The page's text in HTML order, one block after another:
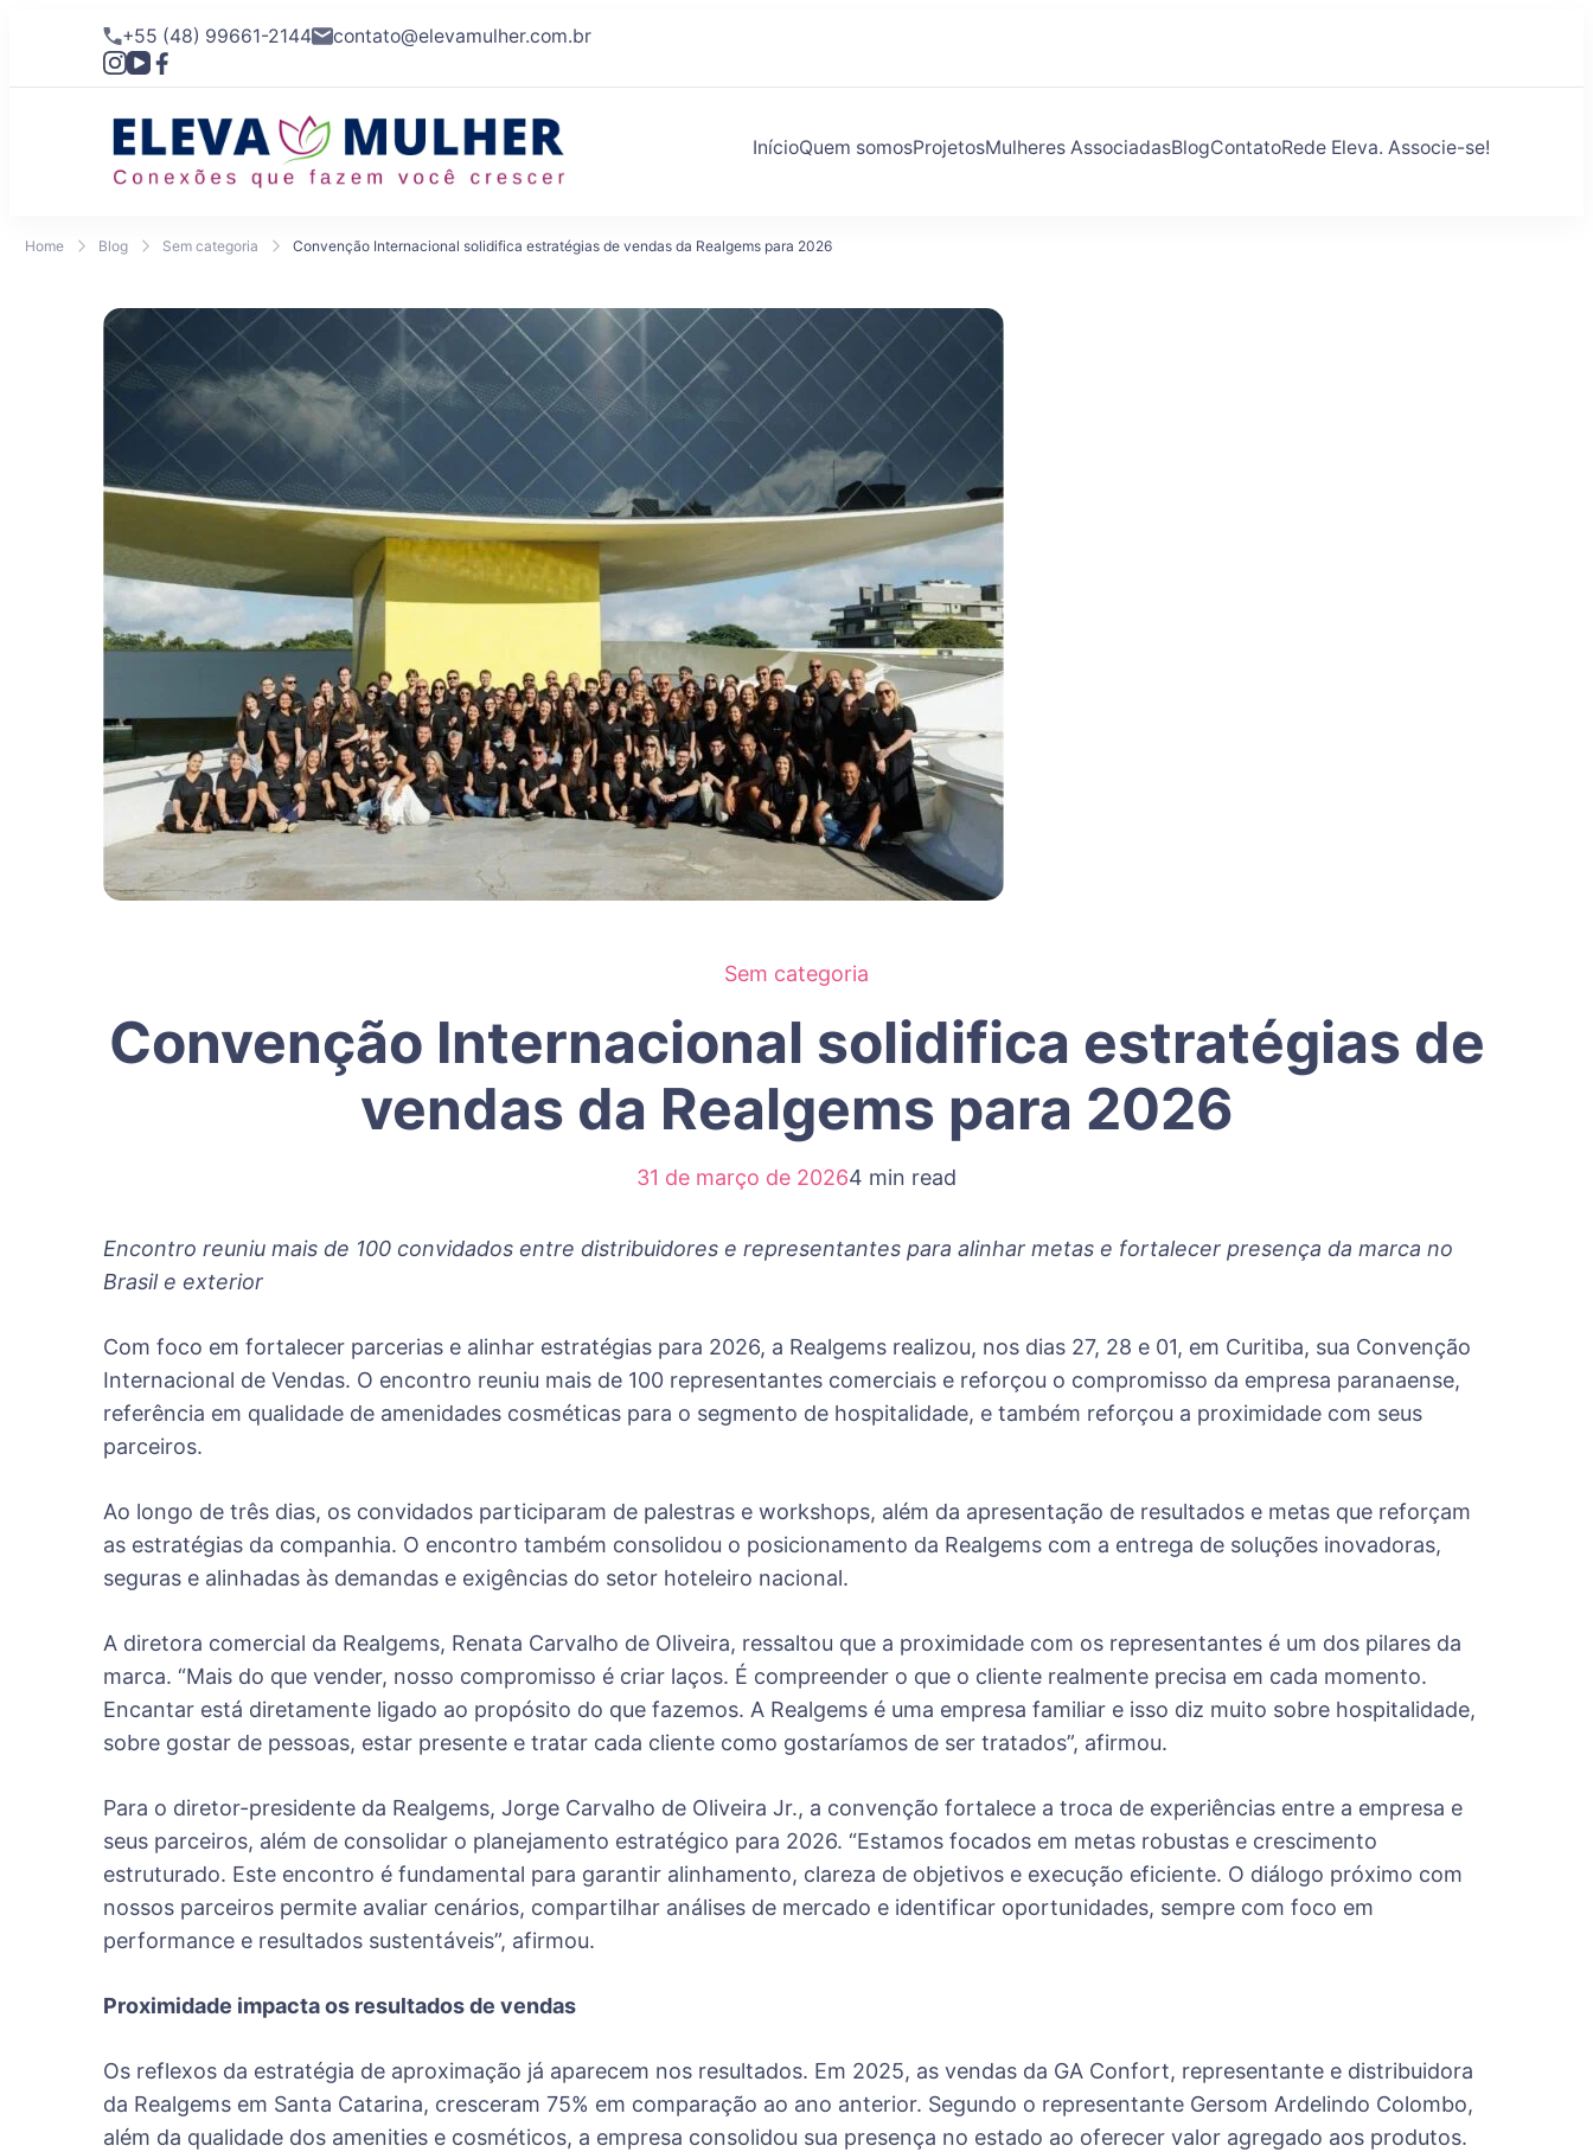
+55 (48) 99661-2144 contato@elevamulher.com.br
InícioQuem somosProjetosMulheres AssociadasBlogContatoRede Eleva. Associe-se!
Home Blog Sem categoria Convenção Internacional solidifica estratégias de vendas da Realgems para 2026
Sem categoria
Convenção Internacional solidifica estratégias de
vendas da Realgems para 2026
31 de março de 20264 min read
Encontro reuniu mais de 100 convidados entre distribuidores e representantes para alinhar metas e fortalecer presença da marca no
Brasil e exterior
Com foco em fortalecer parcerias e alinhar estratégias para 2026, a Realgems realizou, nos dias 27, 28 e 01, em Curitiba, sua Convenção
Internacional de Vendas. O encontro reuniu mais de 100 representantes comerciais e reforçou o compromisso da empresa paranaense,
referência em qualidade de amenidades cosméticas para o segmento de hospitalidade, e também reforçou a proximidade com seus
parceiros.
Ao longo de três dias, os convidados participaram de palestras e workshops, além da apresentação de resultados e metas que reforçam
as estratégias da companhia. O encontro também consolidou o posicionamento da Realgems com a entrega de soluções inovadoras,
seguras e alinhadas às demandas e exigências do setor hoteleiro nacional.
A diretora comercial da Realgems, Renata Carvalho de Oliveira, ressaltou que a proximidade com os representantes é um dos pilares da
marca. “Mais do que vender, nosso compromisso é criar laços. É compreender o que o cliente realmente precisa em cada momento.
Encantar está diretamente ligado ao propósito do que fazemos. A Realgems é uma empresa familiar e isso diz muito sobre hospitalidade,
sobre gostar de pessoas, estar presente e tratar cada cliente como gostaríamos de ser tratados”, afirmou.
Para o diretor-presidente da Realgems, Jorge Carvalho de Oliveira Jr., a convenção fortalece a troca de experiências entre a empresa e
seus parceiros, além de consolidar o planejamento estratégico para 2026. “Estamos focados em metas robustas e crescimento
estruturado. Este encontro é fundamental para garantir alinhamento, clareza de objetivos e execução eficiente. O diálogo próximo com
nossos parceiros permite avaliar cenários, compartilhar análises de mercado e identificar oportunidades, sempre com foco em
performance e resultados sustentáveis”, afirmou.
Proximidade impacta os resultados de vendas
Os reflexos da estratégia de aproximação já aparecem nos resultados. Em 2025, as vendas da GA Confort, representante e distribuidora
da Realgems em Santa Catarina, cresceram 75% em comparação ao ano anterior. Segundo o representante Gersom Ardelindo Colombo,
além da qualidade dos amenities e cosméticos, a empresa consolidou sua presença no estado ao oferecer valor agregado aos produtos.